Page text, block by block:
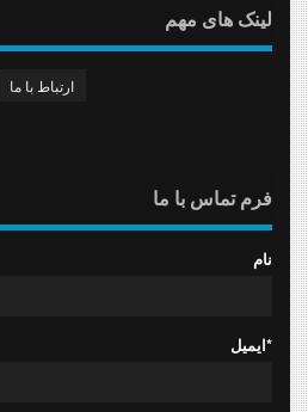
لینک های مهم
ارتباط با ما
فرم تماس با ما
نام
ایمیل*